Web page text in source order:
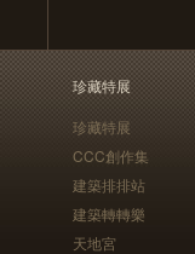
珍藏特展
珍藏特展
CCC創作集
建築排排站
建築轉轉樂
天地宮